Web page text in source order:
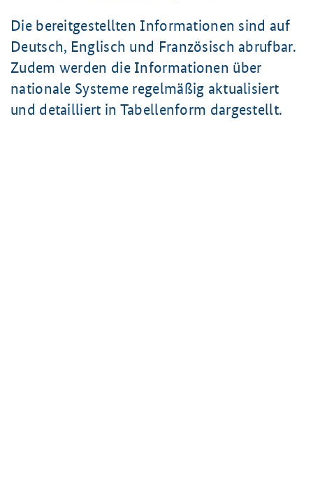
Die bereitgestellten Informationen sind auf
Deutsch, Englisch und Französisch abrufbar.
Zudem werden die Informationen über
nationale Systeme regelmäßig aktualisiert
und detailliert in Tabellenform dargestellt.